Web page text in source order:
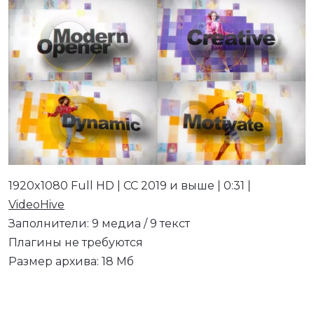
1920x1080 Full HD | CC 2019 и выше | 0:31 |
VideoHive
Заполнители: 9 медиа / 9 текст
Плагины не требуются
Размер архива: 18 Мб